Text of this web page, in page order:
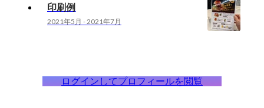
印刷例
2021年5月 -2021年7月
ログインしてプロフィールを閲覧